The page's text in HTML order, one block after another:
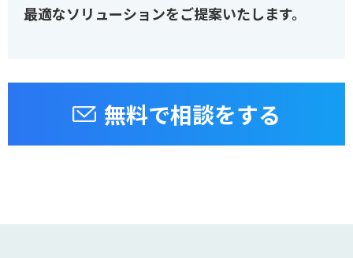
最適なソリューションをご提案いたします。
無料で相談をする